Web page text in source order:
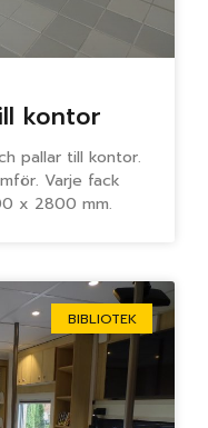
kontor
pallar till kontor.
Varje fack
x 2800 mm.
BIBLIOTEK